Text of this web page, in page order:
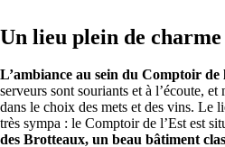
Un lieu plein de charme
L’ambiance au sein du Comptoir de
serveurs sont souriants et à l’écoute, et
dans le choix des mets et des vins. Le
très sympa : le Comptoir de l’Est est
des Brotteaux, un beau bâtiment